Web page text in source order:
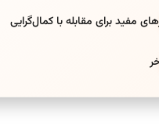
مفید برای مقابله با کمال‌گرایی